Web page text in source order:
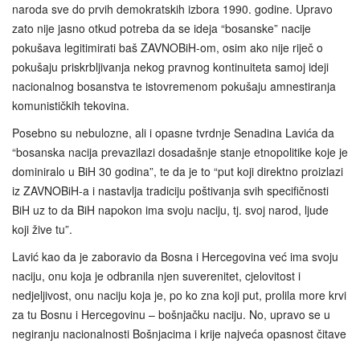
naroda sve do prvih demokratskih izbora 1990. godine. Upravo
zato nije jasno otkud potreba da se ideja “bosanske” nacije
pokušava legitimirati baš ZAVNOBiH-om, osim ako nije riječ o
pokušaju priskrbljivanja nekog pravnog kontinuiteta samoj ideji
nacionalnog bosanstva te istovremenom pokušaju amnestiranja
komunističkih tekovina.
Posebno su nebulozne, ali i opasne tvrdnje Senadina Lavića da
“bosanska nacija prevazilazi dosadašnje stanje etnopolitike koje je
dominiralo u BiH 30 godina”, te da je to “put koji direktno proizlazi
iz ZAVNOBiH-a i nastavlja tradiciju poštivanja svih specifičnosti
BiH uz to da BiH napokon ima svoju naciju, tj. svoj narod, ljude
koji žive tu”.
Lavić kao da je zaboravio da Bosna i Hercegovina već ima svoju
naciju, onu koja je odbranila njen suverenitet, cjelovitost i
nedjeljivost, onu naciju koja je, po ko zna koji put, prolila more krvi
za tu Bosnu i Hercegovinu – bošnjačku naciju. No, upravo se u
negiranju nacionalnosti Bošnjacima i krije najveća opasnost čitave